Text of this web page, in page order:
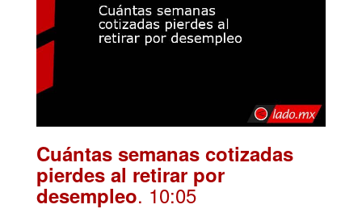
Cuántas semanas cotizadas
pierdes al retirar por
desempleo. 10:05